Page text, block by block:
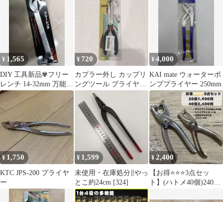
ス製 RN-100
¥ 1,565
DIY 工具新品✾フリー
レンチ 14-32mm 万能レ
ンチ
¥ 720
カプラー外し カップリ
ングツール プライヤー
工具 コネクター外し 配
線
¥4,000
KAI mate ウォーターポ
ンププライヤー 250mm
¥ 1,750
KTC JPS-200 プライヤ
ー
¥ 1,599
未使用・在庫処分∥やっ
とこ約24cm [324]
¥2,400
【お得⭐️⭐️⭐️3点セッ
ト】(ハトメ40個)2400